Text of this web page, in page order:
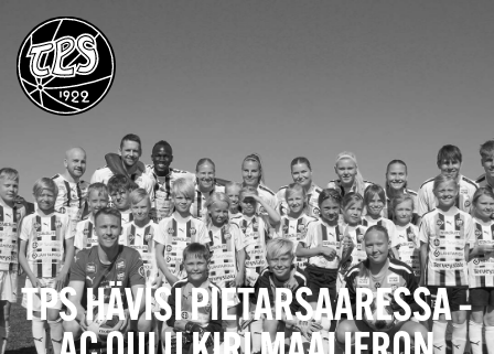
TPS HÄVISI PIETARSAARESSA –